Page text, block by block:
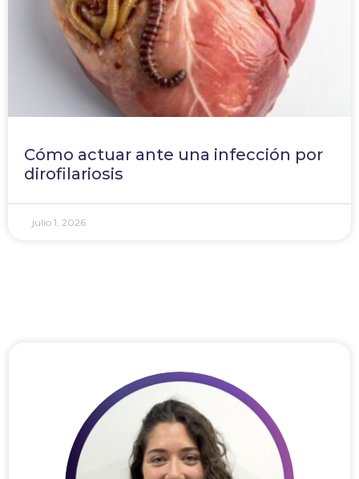
Cómo actuar ante una infección por
dirofilariosis
julio 1, 2026